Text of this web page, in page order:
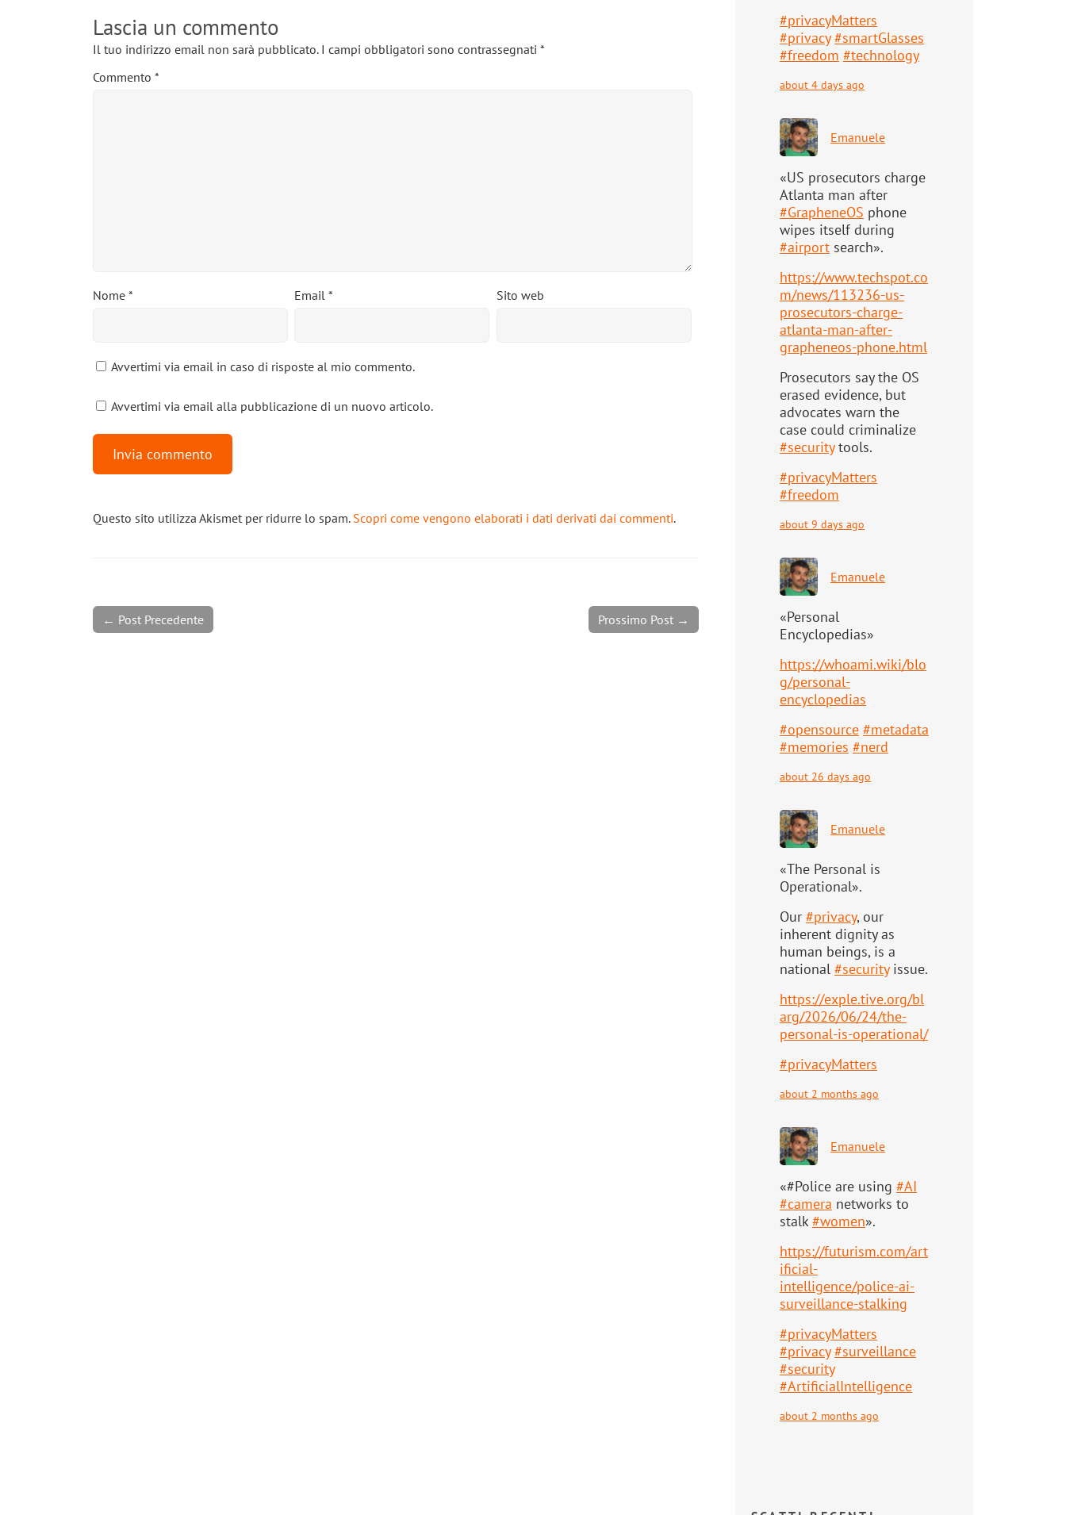
Lascia un commento
Il tuo indirizzo email non sarà pubblicato. I campi obbligatori sono contrassegnati *
Commento *
Nome * Email* Sito web
Avvertimi via email in caso di risposte al mio commento.
Avvertimi via email alla pubblicazione di un nuovo articolo.
Questo sito utilizza Akismet per ridurre lo spam. Scopri come vengono elaborati i dati derivati dai commenti.
Prossimo Post →
← Post Precedente
#privacyMatters
#privacy #smartGlasses
#freedom #technology
about 4 days ago
Emanuele
«US prosecutors charge
Atlanta man after
#GrapheneOS phone
wipes itself during
#airport search».
https://www.techspot.co
m/news/113236-us-
prosecutors-charge-
atlanta-man-after-
grapheneos-phone.html
Prosecutors say the OS
erased evidence, but
advocates warn the
case could criminalize
#securitytools.
#privacyMatters
#freedom
about 9 days ago
Emanuele
«Personal
Encyclopedias»
https://whoami.wiki/blo
g/personal-
encyclopedias
#opensource #metadata
#memories #nerd
about 26 days ago
Emanuele
«The Personal is
Operational».
Our #privacy, our
inherent dignity as
human beings, is a
national #securityissue.
https://exple.tive.org/bl
arg/2026/06/24/the-
personal-is-operational/
#privacyMatters
about 2 months ago
Emanuele
«#Police are using #AI
#camera networks to
stalk#women».
https://futurism.com/art
ificial-
intelligence/police-ai-
surveillance-stalking
#privacyMatters
#privacy #surveillance
#security
#ArtificialIntelligence
about 2 months ago